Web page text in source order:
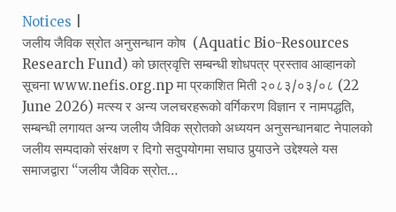
Categories:
Notices
जलीय जैविक स्रोत अनुसन्धान कोष (Aquatic Bio-Resources
Research Fund) को छात्रवृत्ति सम्बन्धी शोधपत्र प्रस्ताव आव्हानको
सूचना www.nefis.org.np मा प्रकाशित मिती २०८३/०३/०८ (22
June 2026) मत्स्य र अन्य जलचरहरूको वर्गिकरण विज्ञान र नामपद्धति‚
सम्बन्धी लगायत अन्य जलीय जैविक स्रोतको अध्ययन अनुसन्धानबाट नेपालको
जलीय सम्पदाको संरक्षण र दिगो सदुपयोगमा सघाउ पुर्‍याउने उद्देश्यले यस
समाजद्वारा “जलीय जैविक स्रोत…